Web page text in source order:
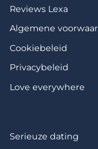
Reviews Lexa
Algemene
Cookiebeleid
Privacybeleid
Love everywhere
Serieuze dating